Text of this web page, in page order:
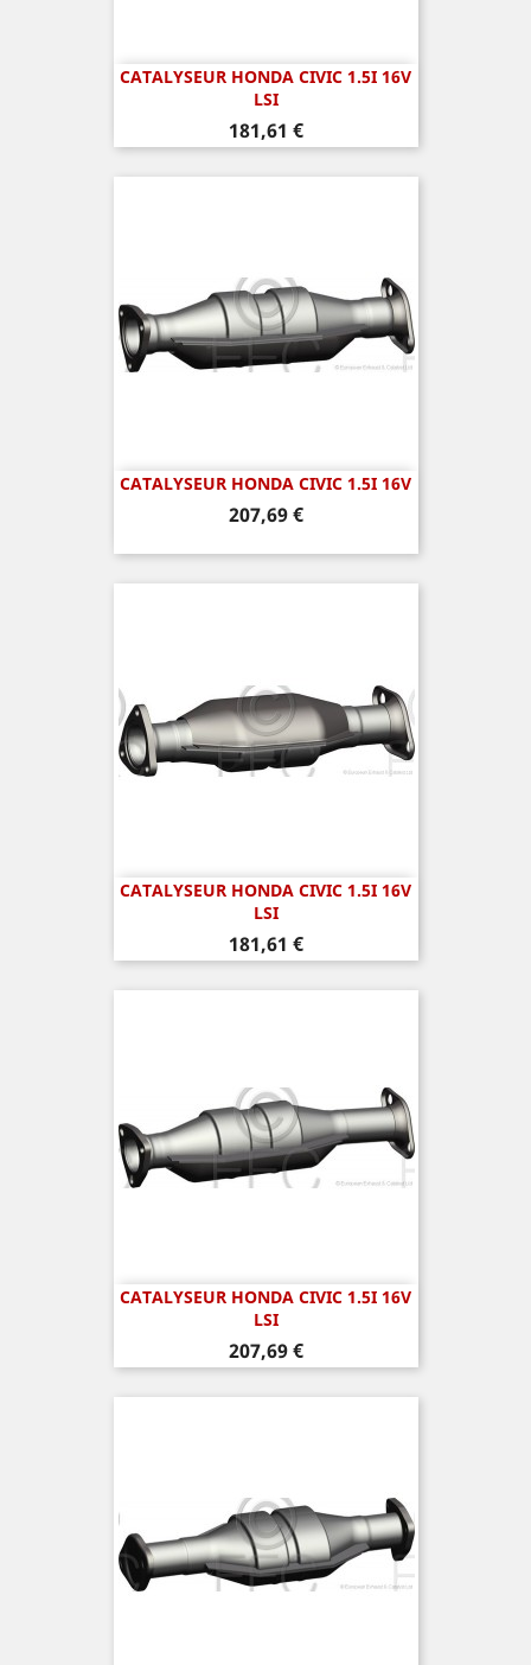
CATALYSEUR HONDA CIVIC 1.5I 16V
LSI
Prix
181,61 €
CATALYSEUR HONDA CIVIC 1.5I 16V
Prix
207,69 €
CATALYSEUR HONDA CIVIC 1.5I 16V
LSI
Prix
181,61 €
CATALYSEUR HONDA CIVIC 1.5I 16V
LSI
Prix
207,69 €